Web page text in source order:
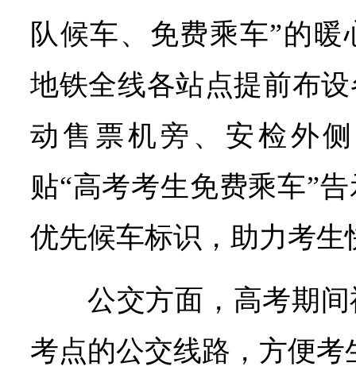
队候车、免费乘车”的
地铁全线各站点提前布
动售票机旁、安检外
贴“高考考生免费乘车”
优先候车标识，助力考生
公交方面，高考期
考点的公交线路，方便考